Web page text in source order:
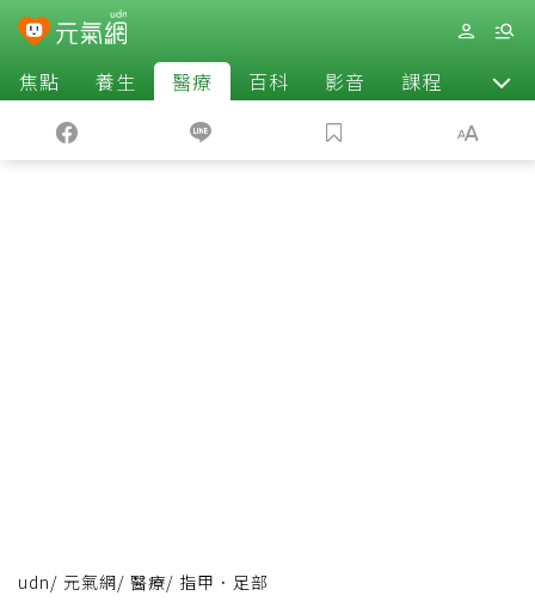
焦點 養生 醫療 百科 影音 課程 退休
udn/ 元氣網/ 醫療/ 指甲．足部